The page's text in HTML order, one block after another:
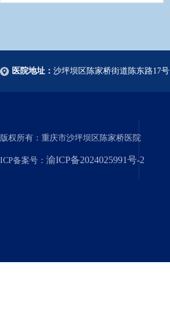
医院地址： 沙坪坝区陈家桥街道陈东路17号
版权所有：重庆市沙坪坝区陈家桥医院
ICP备案号： 渝ICP备2024025991号-2